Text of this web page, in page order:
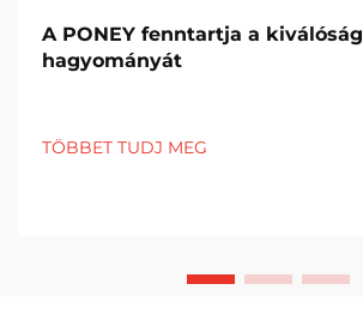
A PONEY fenntartja a kiválóság
hagyományát
TÖBBET TUDJ MEG